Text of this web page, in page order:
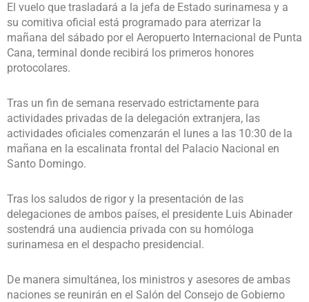
El vuelo que trasladará a la jefa de Estado surinamesa y a
su comitiva oficial está programado para aterrizar la
mañana del sábado por el Aeropuerto Internacional de Punta
Cana, terminal donde recibirá los primeros honores
protocolares.
Tras un fin de semana reservado estrictamente para
actividades privadas de la delegación extranjera, las
actividades oficiales comenzarán el lunes a las 10:30 de la
mañana en la escalinata frontal del Palacio Nacional en
Santo Domingo.
Tras los saludos de rigor y la presentación de las
delegaciones de ambos países, el presidente Luis Abinader
sostendrá una audiencia privada con su homóloga
surinamesa en el despacho presidencial.
De manera simultánea, los ministros y asesores de ambas
naciones se reunirán en el Salón del Consejo de Gobierno